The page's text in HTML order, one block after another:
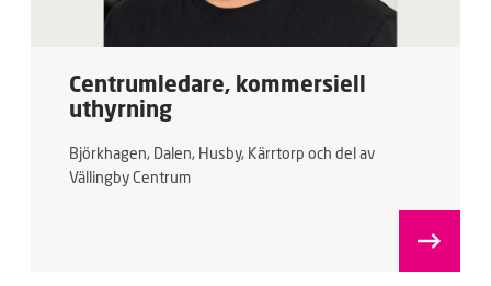
Centrumledare, kommersiell
uthyrning
Björkhagen, Dalen, Husby, Kärrtorp och del av
Vällingby Centrum